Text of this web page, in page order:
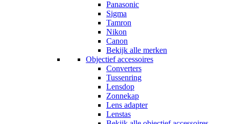
Panasonic
Sigma
Tamron
Nikon
Canon
Bekijk alle merken
Objectief accessoires
Converters
Tussenring
Lensdop
Zonnekap
Lens adapter
Lenstas